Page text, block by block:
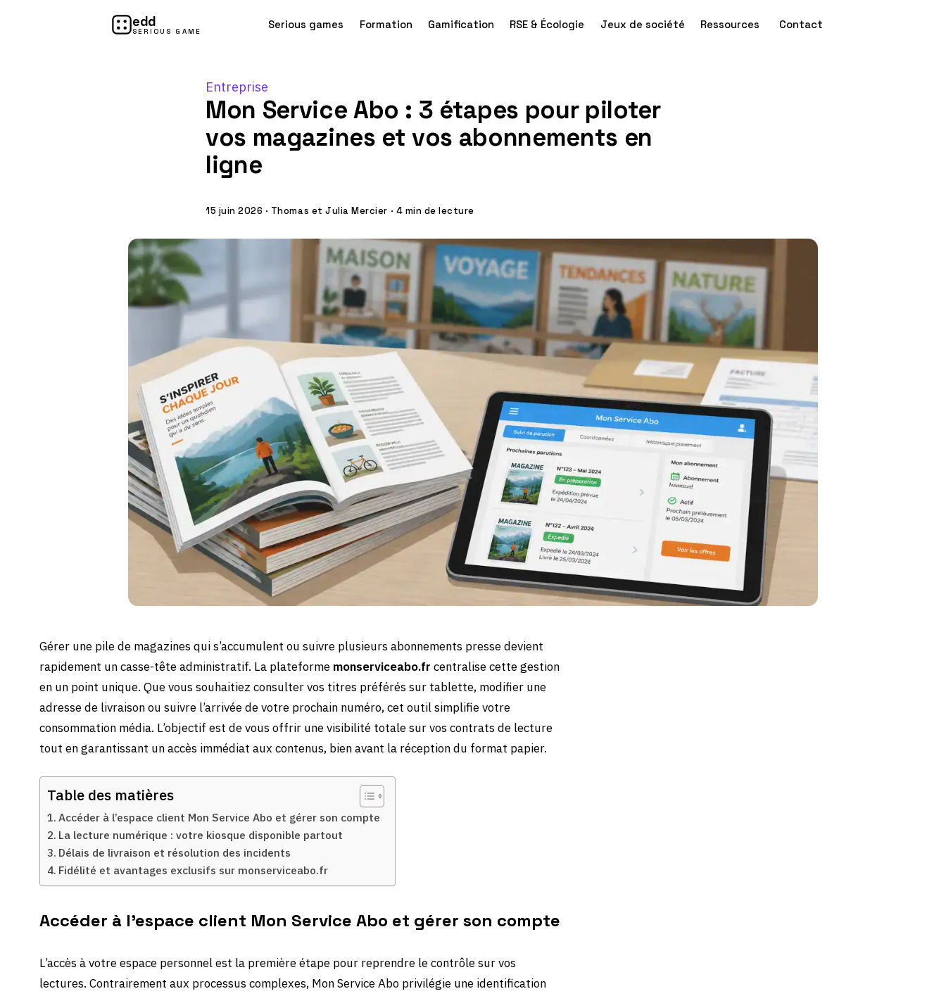
edd
SERIOUS GAME
Serious games Formation Gamification RSE & Écologie Jeux de société Ressources Contact
Entreprise
Mon Service Abo : 3 étapes pour piloter
vos magazines et vos abonnements en
ligne
15 juin 2026 · Thomas et Julia Mercier · 4 min de lecture
Gérer une pile de magazines qui s’accumulent ou suivre plusieurs abonnements presse devient
rapidement un casse-tête administratif. La plateforme monserviceabo.fr centralise cette gestion
en un point unique. Que vous souhaitiez consulter vos titres préférés sur tablette, modifier une
adresse de livraison ou suivre l’arrivée de votre prochain numéro, cet outil simplifie votre
consommation média. L’objectif est de vous offrir une visibilité totale sur vos contrats de lecture
tout en garantissant un accès immédiat aux contenus, bien avant la réception du format papier.
Table des matières
Accéder à l’espace client Mon Service Abo et gérer son compte
La lecture numérique : votre kiosque disponible partout
Délais de livraison et résolution des incidents
Fidélité et avantages exclusifs sur monserviceabo.fr
Accéder à l’espace client Mon Service Abo et gérer son compte
L’accès à votre espace personnel est la première étape pour reprendre le contrôle sur vos
lectures. Contrairement aux processus complexes, Mon Service Abo privilégie une identification